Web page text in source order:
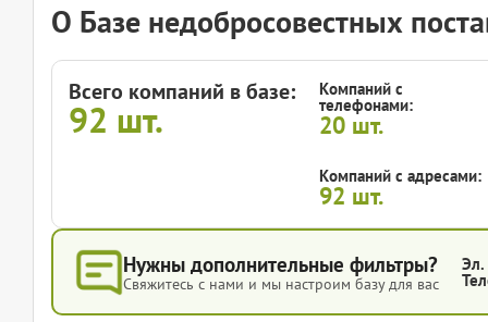
О Базе недобросовестных
Всего компаний в базе:
92 шт.
Компаний с
телефонами:
20 шт.
Компаний с адресами:
92 шт.
Нужны дополнительные фильтры?
Свяжитесь с нами и мы настроим базу для вас
Эл.